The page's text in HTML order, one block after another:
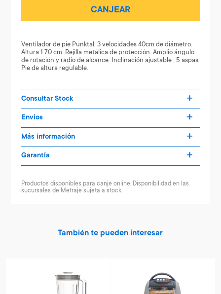
CANJEAR
Ventilador de pie Punktal. 3 velocidades 40cm de diámetro.
Altura 1.70 cm. Rejilla metálica de protección. Amplio ángulo
de rotación y radio de alcance. Inclinación ajustable , 5 aspas.
Pie de altura regulable.
Consultar Stock
Envíos
Más información
Garantía
Productos disponibles para canje online. Disponibilidad en las
sucursales de Metraje sujeta a stock.
También te pueden interesar